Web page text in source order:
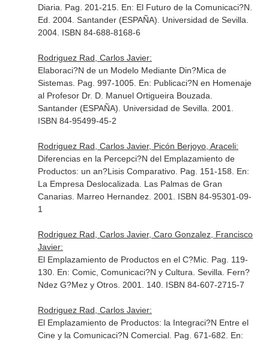
Diaria. Pag. 201-215. En: El Futuro de la Comunicaci?N
Ed. 2004. Santander (ESPAÑA). Universidad de Sevilla.
2004. ISBN 84-688-8168-6
Rodriguez Rad, Carlos Javier:
Elaboraci?N de un Modelo Mediante Din?Mica de
Sistemas. Pag. 997-1005. En: Publicaci?N en Homenaje
al Profesor Dr. D. Manuel Ortigueira Bouzada
Santander (ESPAÑA). Universidad de Sevilla. 2001.
ISBN 84-95499-45-2
Rodriguez Rad, Carlos Javier, Picón Berjoyo, Araceli:
Diferencias en la Percepci?N del Emplazamiento de
Productos: un an?Lisis Comparativo. Pag. 151-158. En:
La Empresa Deslocalizada . Las Palmas de Gran
Canarias. Marreo Hernandez. 2001. ISBN 84-95301-09-
1
Rodriguez Rad, Carlos Javier, Caro Gonzalez, Francisco
Javier:
El Emplazamiento de Productos en el C?Mic. Pag. 119-
130. En: Comic, Comunicaci?N y Cultura . Sevilla. Fern?
Ndez G?Mez y Otros. 2001. 140. ISBN 84-607-2715-7
Rodriguez Rad, Carlos Javier:
El Emplazamiento de Productos: la Integraci?N Entre el
Cine y la Comunicaci?N Comercial. Pag. 671-682. En: